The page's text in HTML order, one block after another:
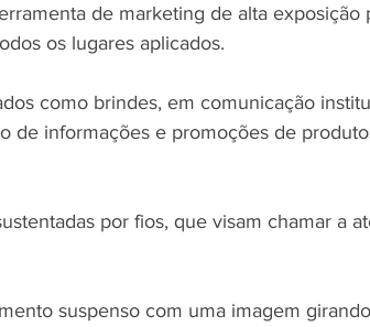
de marketing de alta exposição
os lugares aplicados.
como brindes, em comunicação
de informações e promoções de
por fios, que visam chamar a
suspenso com uma imagem